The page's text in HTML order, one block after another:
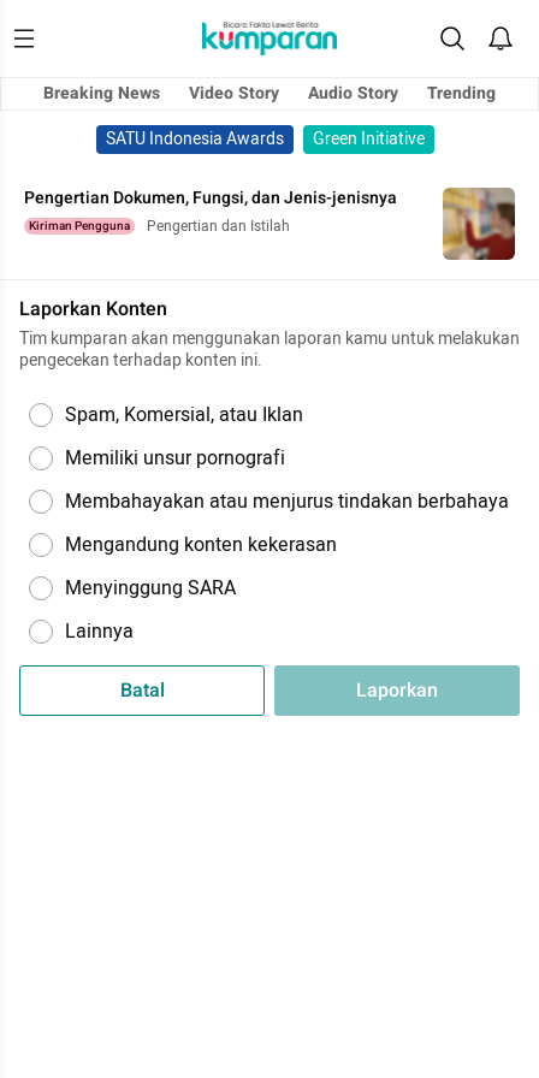
Breaking News Video Story Audio Story
Trending
SATU Indonesia Awards
Green Initiative
Pengertian Dokumen, Fungsi, dan Jenis-jenisnya
Kiriman Pengguna Pengertian dan Istilah
Laporkan Konten
Tim kumparan akan menggunakan laporan kamu untuk melakukan
pengecekan terhadap konten ini.
Spam, Komersial, atau Iklan
Memiliki unsur pornografi
Membahayakan atau menjurus tindakan berbahaya
Mengandung konten kekerasan
Menyinggung SARA
Lainnya
Batal Laporkan